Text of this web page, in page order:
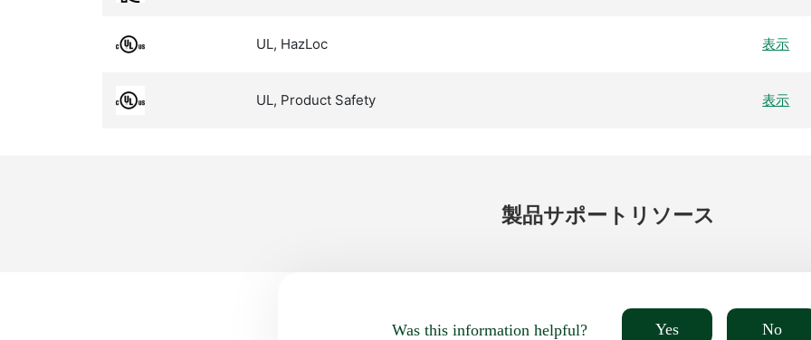
UL, HazLoc 表示
UL, Product Safety 表示
製品サポート リソース
Was this information helpful? Yes No